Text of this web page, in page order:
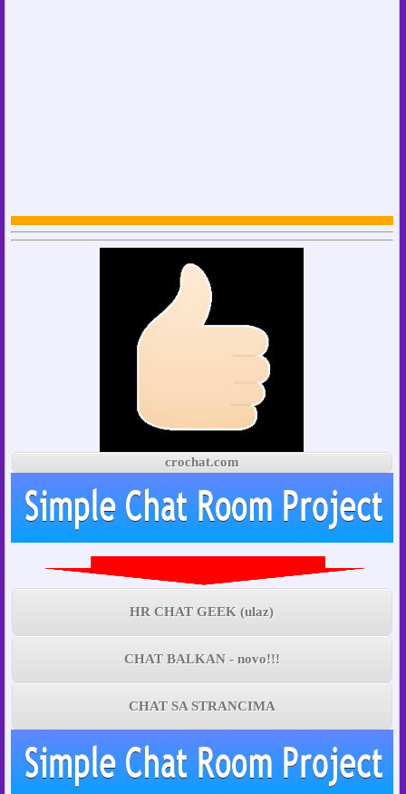
crochat.com
HR CHAT GEEK (ulaz)
CHAT BALKAN - novo!!!
CHAT SA STRANCIMA